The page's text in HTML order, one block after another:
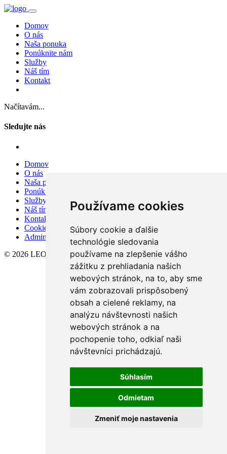
Používame cookies
Súbory cookie a ďalšie
technológie sledovania
používame na zlepšenie vášho
zážitku z prehliadania našich
webových stránok, na to, aby sme
vám zobrazovali prispôsobený
obsah a cielené reklamy, na
analýzu návštevnosti našich
webových stránok a na
pochopenie toho, odkiaľ naši
návštevníci prichádzajú.
Súhlasím
Odmietam
Zmeniť moje nastavenia
Domov
O nás
Naša ponuka
Ponúknite nám
Služby
Náš tím
Kontakt
Načítavám...
Sledujte nás
Domov
O nás
Naša ponuka
Ponúknite nám
Služby
Náš tím
Kontakt
Cookies
Admin
© 2026 LEONIDES REAL, s.r.o.